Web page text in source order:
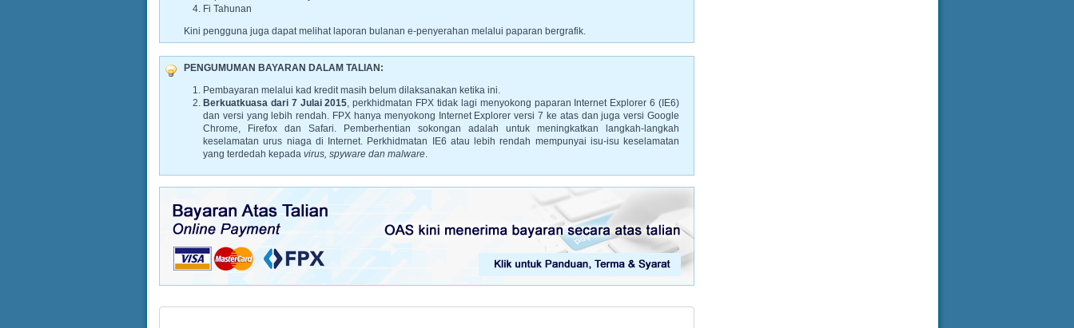
Fi Tahunan
Kini pengguna juga dapat melihat laporan bulanan e-penyerahan melalui paparan bergrafik.
PENGUMUMAN BAYARAN DALAM TALIAN:
Pembayaran melalui kad kredit masih belum dilaksanakan ketika ini.
Berkuatkuasa dari 7 Julai 2015, perkhidmatan FPX tidak lagi menyokong paparan Internet Explorer 6 (IE6)
dan versi yang lebih rendah. FPX hanya menyokong Internet Explorer versi 7 ke atas dan juga versi Google
Chrome, Firefox dan Safari. Pemberhentian sokongan adalah untuk meningkatkan langkah-langkah
keselamatan urus niaga di Internet. Perkhidmatan IE6 atau lebih rendah mempunyai isu-isu keselamatan
yang terdedah kepada virus, spyware dan malware.